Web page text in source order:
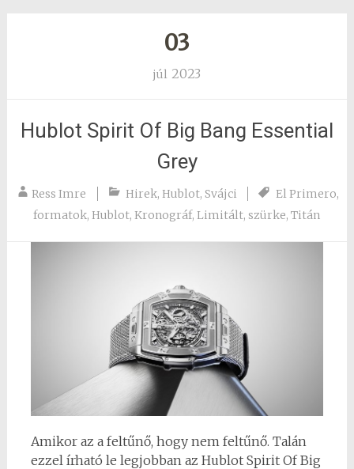
03
júl 2023
Hublot Spirit Of Big Bang Essential
Grey
Ress Imre Hirek,Hublot,Svájci El Primero,
formatok,Hublot,Kronográf,Limitált,szürke,Titán
Amikor az a feltűnő, hogy nem feltűnő. Talán
ezzel írható le legjobban az Hublot Spirit Of Big